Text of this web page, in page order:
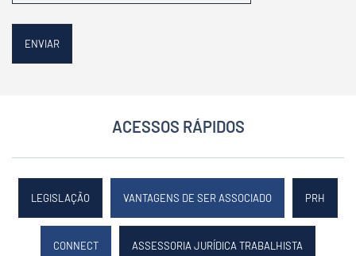
ACESSOS RÁPIDOS
LEGISLAÇÃO VANTAGENS DE SER ASSOCIADO PRH
CONNECT ASSESSORIA JURÍDICA TRABALHISTA